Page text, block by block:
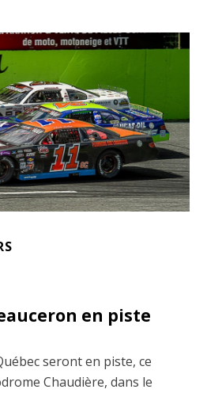
en piste
seront en piste, ce
Chaudière, dans le